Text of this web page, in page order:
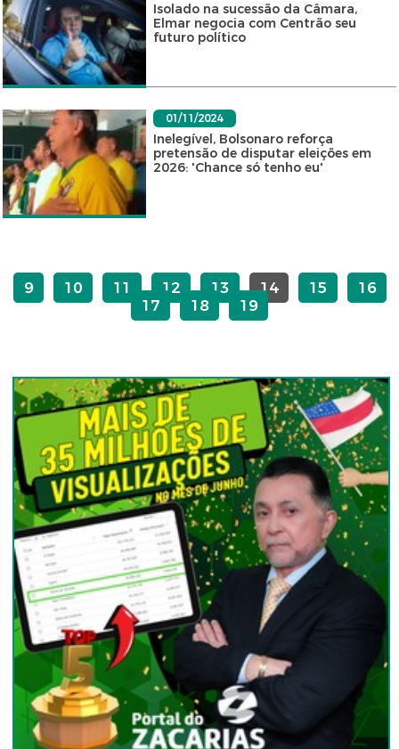
Isolado na sucessão da Câmara,
Elmar negocia com Centrão seu
futuro político
01/11/2024
Inelegível, Bolsonaro reforça
pretensão de disputar eleições em
2026: 'Chance só tenho eu'
9 10 11 12 13 14 15
16
17
18 19